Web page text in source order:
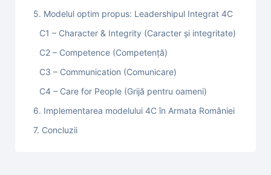
5. Modelul optim propus: Leadershipul Integrat 4C
C1 – Character & Integrity (Caracter și integritate)
C2 – Competence (Competență)
C3 – Communication (Comunicare)
C4 – Care for People (Grijă pentru oameni)
6. Implementarea modelului 4C în Armata României
7. Concluzii